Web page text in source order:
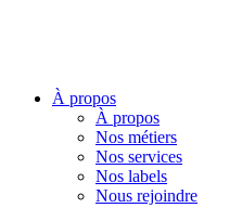
À propos
À propos
Nos métiers
Nos services
Nos labels
Nous rejoindre